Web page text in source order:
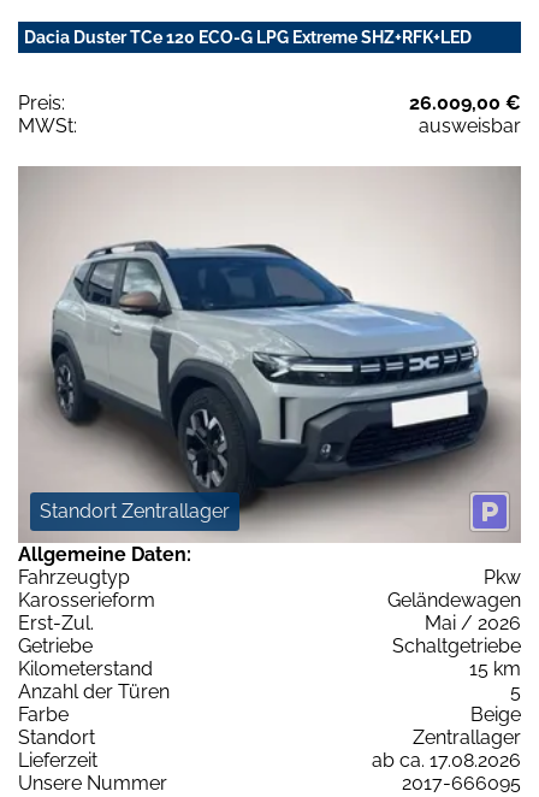
Dacia Duster TCe 120 ECO-G LPG Extreme SHZ+RFK+LED
Preis:
26.009,00 €
MWSt:
ausweisbar
Standort Zentrallager
Allgemeine Daten:
Fahrzeugtyp
Pkw
Karosserieform
Geländewagen
Erst-Zul.
Mai / 2026
Getriebe
Schaltgetriebe
Kilometerstand
15 km
Anzahl der Türen
5
Farbe
Beige
Standort
Zentrallager
Lieferzeit
ab ca. 17.08.2026
Unsere Nummer
2017-666095